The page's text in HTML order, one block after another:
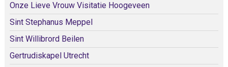
Onze Lieve Vrouw Visitatie Hoogeveen
Sint Stephanus Meppel
Sint Willibrord Beilen
Gertrudiskapel Utrecht